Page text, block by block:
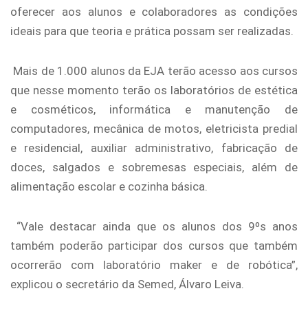
oferecer aos alunos e colaboradores as condições
ideais para que teoria e prática possam ser realizadas.
Mais de 1.000 alunos da EJA terão acesso aos cursos
que nesse momento terão os laboratórios de estética
e cosméticos, informática e manutenção de
computadores, mecânica de motos, eletricista predial
e residencial, auxiliar administrativo, fabricação de
doces, salgados e sobremesas especiais, além de
alimentação escolar e cozinha básica.
“Vale destacar ainda que os alunos dos 9ºs anos
também poderão participar dos cursos que também
ocorrerão com laboratório maker e de robótica”,
explicou o secretário da Semed, Álvaro Leiva.